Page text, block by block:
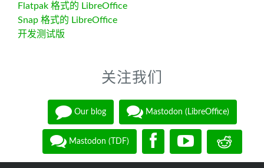
Flatpak 格式的 LibreOffice
Snap 格式的 LibreOffice
开发测试版
关注我们
Our blog Mastodon (LibreOffice)
Mastodon (TDF)